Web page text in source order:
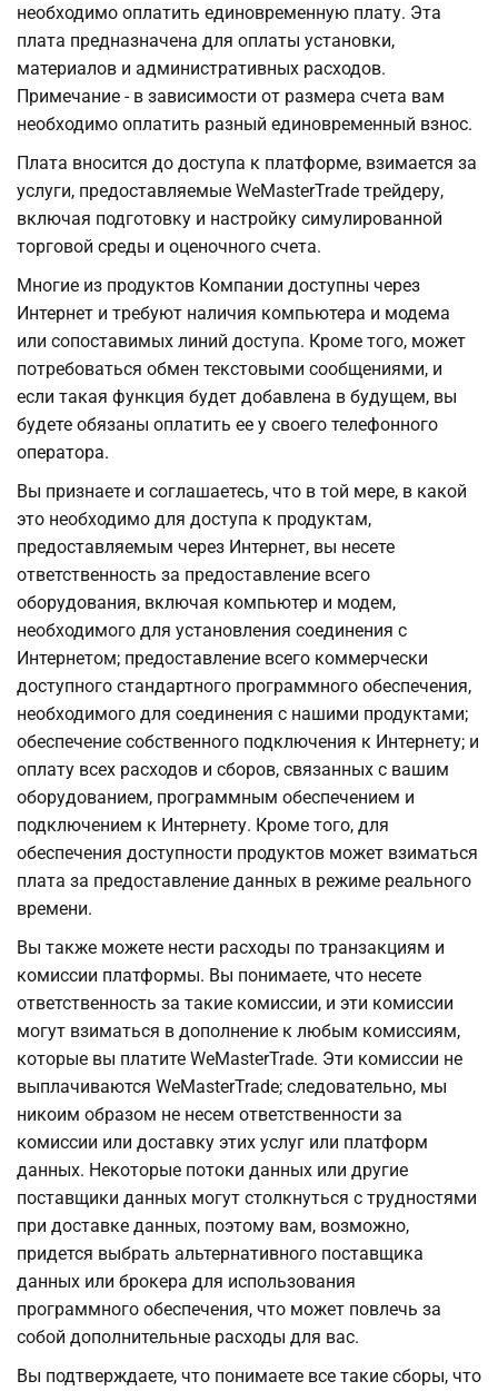
необходимо оплатить единовременную плату. Эта
плата предназначена для оплаты установки,
материалов и административных расходов.
Примечание - в зависимости от размера счета вам
необходимо оплатить разный единовременный взнос.
Плата вносится до доступа к платформе, взимается за
услуги, предоставляемые WeMasterTrade трейдеру,
включая подготовку и настройку симулированной
торговой среды и оценочного счета.
Многие из продуктов Компании доступны через
Интернет и требуют наличия компьютера и модема
или сопоставимых линий доступа. Кроме того, может
потребоваться обмен текстовыми сообщениями, и
если такая функция будет добавлена в будущем, вы
будете обязаны оплатить ее у своего телефонного
оператора.
Вы признаете и соглашаетесь, что в той мере, в какой
это необходимо для доступа к продуктам,
предоставляемым через Интернет, вы несете
ответственность за предоставление всего
оборудования, включая компьютер и модем,
необходимого для установления соединения с
Интернетом; предоставление всего коммерчески
доступного стандартного программного обеспечения,
необходимого для соединения с нашими продуктами;
обеспечение собственного подключения к Интернету; и
оплату всех расходов и сборов, связанных с вашим
оборудованием, программным обеспечением и
подключением к Интернету. Кроме того, для
обеспечения доступности продуктов может взиматься
плата за предоставление данных в режиме реального
времени.
Вы также можете нести расходы по транзакциям и
комиссии платформы. Вы понимаете, что несете
ответственность за такие комиссии, и эти комиссии
могут взиматься в дополнение к любым комиссиям,
которые вы платите WeMasterTrade. Эти комиссии не
выплачиваются WeMasterTrade; следовательно, мы
никоим образом не несем ответственности за
комиссии или доставку этих услуг или платформ
данных. Некоторые потоки данных или другие
поставщики данных могут столкнуться с трудностями
при доставке данных, поэтому вам, возможно,
придется выбрать альтернативного поставщика
данных или брокера для использования
программного обеспечения, что может повлечь за
собой дополнительные расходы для вас.
Вы подтверждаете, что понимаете все такие сборы, что